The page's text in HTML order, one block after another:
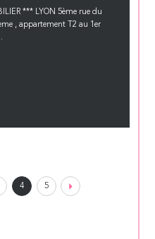
*** LYON 5ème rue du
, appartement T2 au 1er
4 5